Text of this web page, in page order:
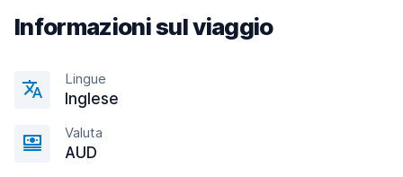
Informazioni sul viaggio
Lingue
Inglese
Valuta
AUD